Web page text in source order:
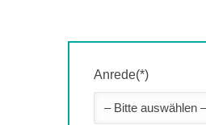
Anrede(*)